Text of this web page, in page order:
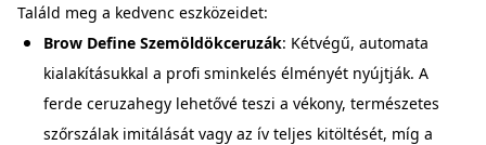
Találd meg a kedvenc eszközeidet:
Brow Define Szemöldökceruzák: Kétvégű, automata
kialakításukkal a profi sminkelés élményét nyújtják. A
ferde ceruzahegy lehetővé teszi a vékony, természetes
szőrszálak imitálását vagy az ív teljes kitöltését, míg a